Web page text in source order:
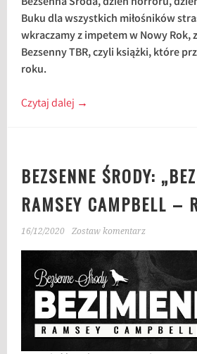
Buku dla wszystkich miłośników
wkraczamy z impetem w Nowy Rok,
Bezsenny TBR, czyli książki, które
roku.
Czytaj dalej →
BEZSENNE ŚRODY:
RAMSEY CAMPBELL –
16/12/2020 Zostaw komentarz